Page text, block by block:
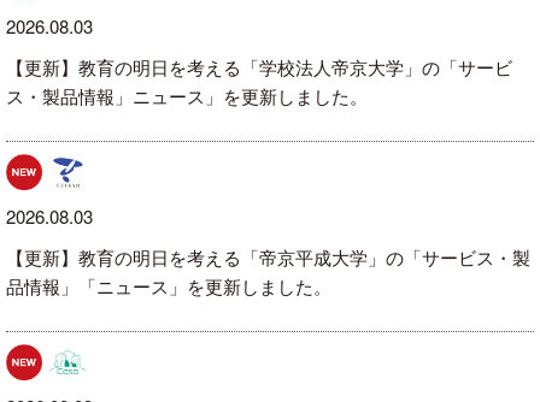
2026.08.03
【更新】教育の明日を考える「学校法人帝京大学」の「サービ
ス・製品情報」ニュース」を更新しました。
2026.08.03
【更新】教育の明日を考える「帝京平成大学」の「サービス・製
品情報」「ニュース」を更新しました。